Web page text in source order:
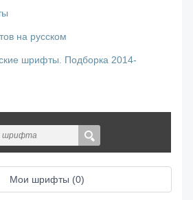
на русском
шрифты. Подборка 2014-
Мои шрифты (0)